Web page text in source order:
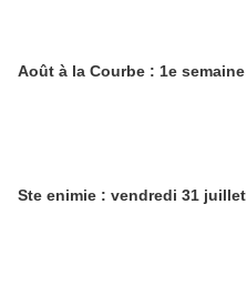
Août à la Courbe : 1e semaine
Ste enimie : vendredi 31 juillet